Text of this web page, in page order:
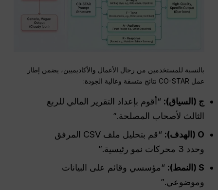
بالنسبة للمستخدمين من رجال الأعمال والأكاديميين، يضمن إطار
عمل CO-STAR نتائج متسقة وعالية الجودة:
ج (السياق): “أقوم بإعداد التقرير المالي للربع
الثالث لأصحاب المصلحة.”
O (الهدف):
“قم بتحليل ملف CSV المرفق
وحدد 3 محركات نمو رئيسية.”
S (النمط):
“مؤسسي وقائم على البيانات
وموضوعي.”